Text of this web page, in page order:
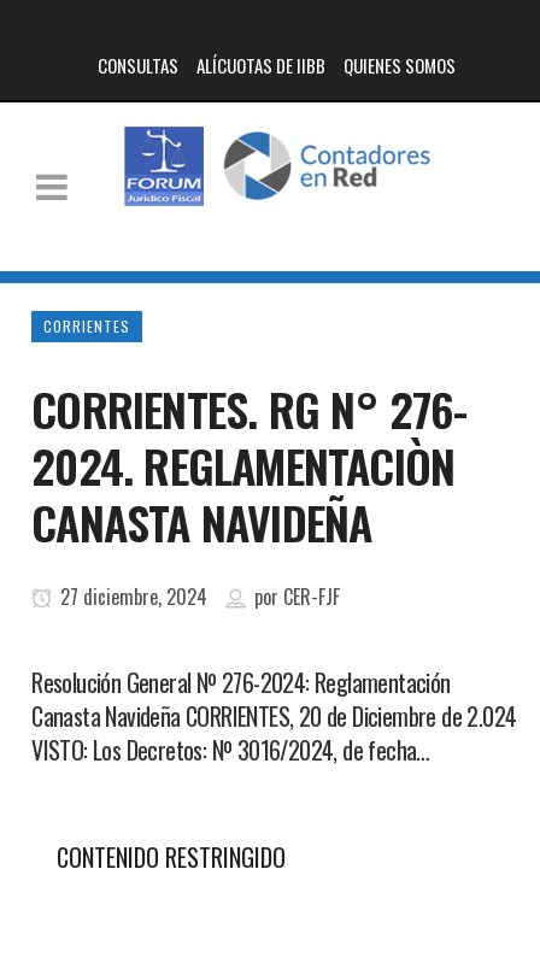
CONSULTAS ALÍCUOTAS DE IIBB QUIENES SOMOS
CORRIENTES
CORRIENTES. RG N° 276-
2024. REGLAMENTACIÒN
CANASTA NAVIDEÑA
27 diciembre, 2024 por CER-FJF
Resolución General Nº 276-2024: Reglamentación
Canasta Navideña CORRIENTES, 20 de Diciembre de 2.024
VISTO: Los Decretos: Nº 3016/2024, de fecha…
CONTENIDO RESTRINGIDO